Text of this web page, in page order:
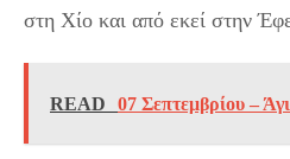
στη Χίο και από εκεί στην
READ 07 Σεπτεμβρίου –